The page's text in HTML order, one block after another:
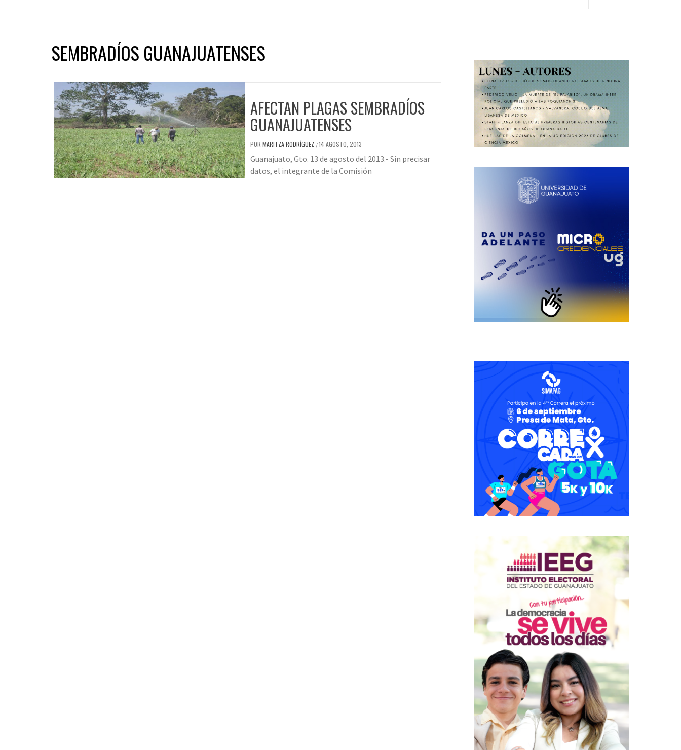
SEMBRADÍOS GUANAJUATENSES
AFECTAN PLAGAS SEMBRADÍOS
GUANAJUATENSES
POR MARITZA RODRÍGUEZ /14 AGOSTO, 2013
Guanajuato, Gto. 13 de agosto del 2013.- Sin precisar
datos, el integrante de la Comisión